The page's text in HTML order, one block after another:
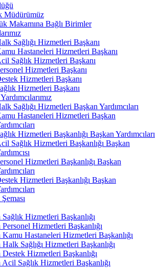
Müdürümüz
Makamına Bağlı Birimler
Sağlığı Hizmetleri Başkanı
Hastaneleri Hizmetleri Başkanı
Sağlık Hizmetleri Başkanı
Hizmetleri Başkanı
Hizmetleri Başkanı
Hizmetleri Başkanı
Sağlığı Hizmetleri Başkan Yardımcıları
Hastaneleri Hizmetleri Başkan
Hizmetleri Başkanlığı Başkan Yardımcıları
Sağlık Hizmetleri Başkanlığı Başkan
Hizmetleri Başkanlığı Başkan
Hizmetleri Başkanlığı Başkan
Hizmetleri Başkanlığı
Hizmetleri Başkanlığı
Hastaneleri Hizmetleri Başkanlığı
Sağlığı Hizmetleri Başkanlığı
Hizmetleri Başkanlığı
Sağlık Hizmetleri Başkanlığı